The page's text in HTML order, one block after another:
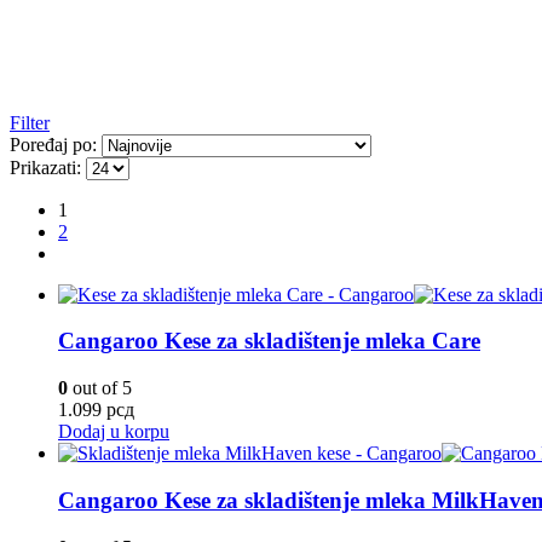
Filter
Poređaj po:
Prikazati:
1
2
Cangaroo Kese za skladištenje mleka Care
0 out of 5
1.099 рсд
Dodaj u korpu
Cangaroo Kese za skladištenje mleka